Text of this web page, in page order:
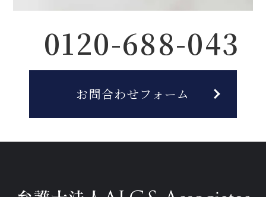
0120-688-043
お問合わせフォーム